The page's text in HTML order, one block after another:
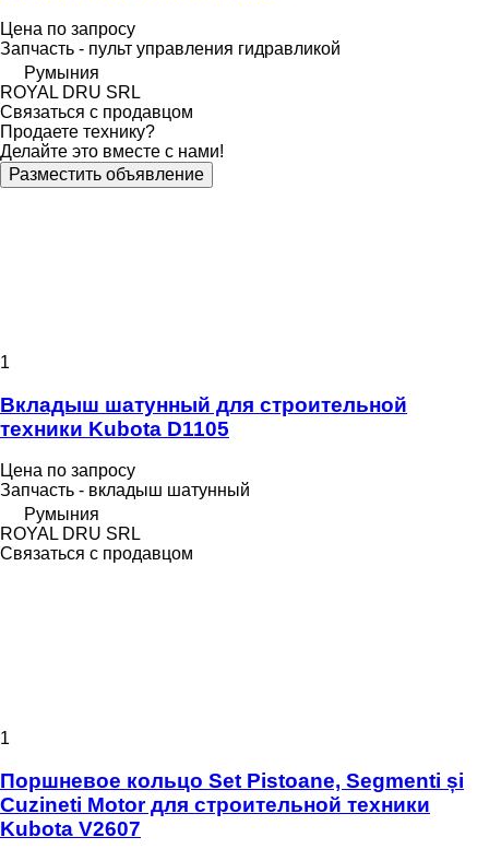
Цена по запросу
Запчасть - пульт управления гидравликой
Румыния
ROYAL DRU SRL
Связаться с продавцом
Продаете технику?
Делайте это вместе с нами!
Разместить объявление
1
Вкладыш шатунный для строительной
техники Kubota D1105
Цена по запросу
Запчасть - вкладыш шатунный
Румыния
ROYAL DRU SRL
Связаться с продавцом
1
Поршневое кольцо Set Pistoane, Segmenti și
Cuzineti Motor для строительной техники
Kubota V2607